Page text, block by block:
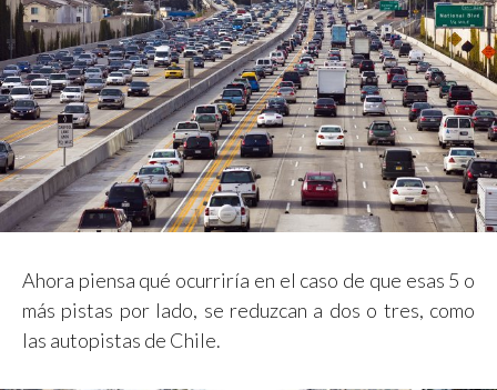
Ahora piensa qué ocurriría en el caso de que esas 5 o
más pistas por lado, se reduzcan a dos o tres, como
las autopistas de Chile.